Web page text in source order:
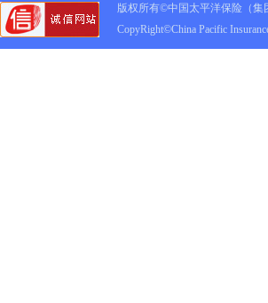
版权所有©中国太平洋保险（集
CopyRight©China Pacific